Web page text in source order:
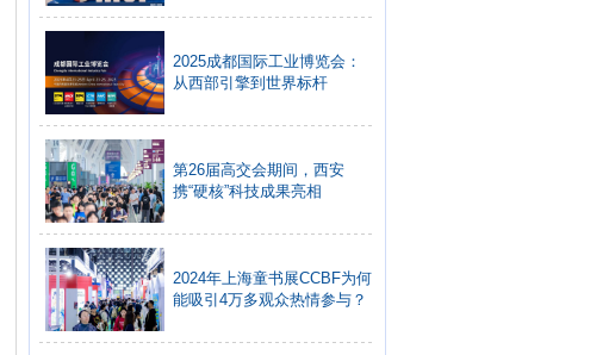
2025成都国际工业博览会：
从西部引擎到世界标杆
第26届高交会期间，西安
携“硬核”科技成果亮相
2024年上海童书展CCBF为何
能吸引4万多观众热情参与？